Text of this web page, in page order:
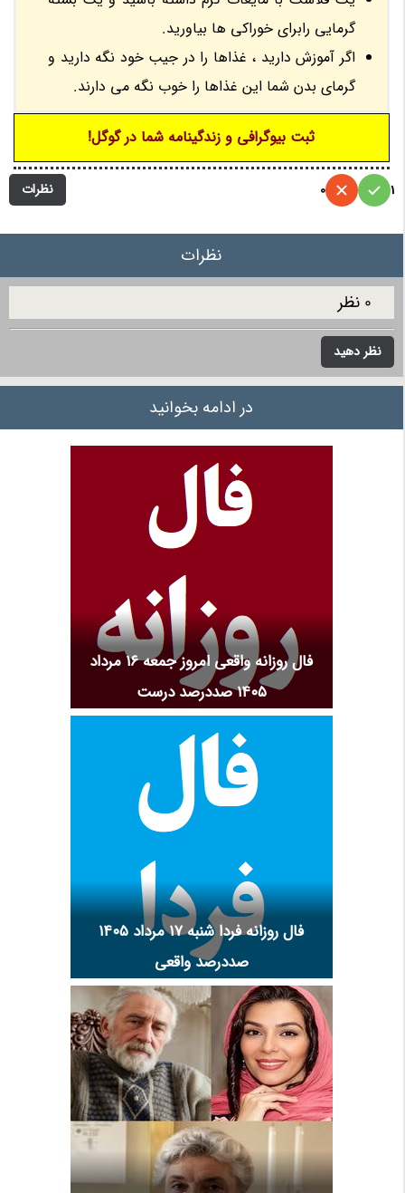
گرمایی رابرای خوراکی ها بیاورید.
اگر آموزش دارید ، غذاها را در جیب خود نگه دارید و
گرمای بدن شما این غذاها را خوب نگه می دارند.
ثبت بیوگرافی و زندگینامه شما در گوگل!
نظرات 1
0
نظرات
0 نظر
نظر دهید
در ادامه بخوانید
فال روزانه واقعی امروز جمعه ۱۶ مرداد
۱۴۰۵ صددرصد درست
فال روزانه فردا شنبه ۱۷ مرداد ۱۴۰۵
صددرصد واقعی